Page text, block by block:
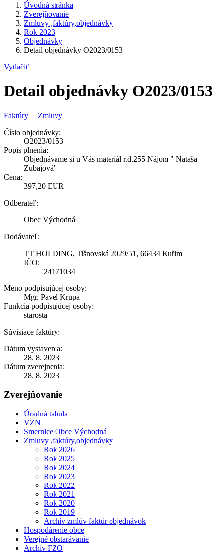
Úvodná stránka
Zverejňovanie
Zmluvy ,faktúry,objednávky
Rok 2023
Objednávky
Detail objednávky O2023/0153
Vytlačiť
Detail objednávky O2023/0153
Faktúry | Zmluvy
Číslo objednávky:
O2023/0153
Popis plnenia:
Objednávame si u Vás materiál r.d.255 Nájom " Nataša
Zubajová"
Cena:
397,20 EUR
Odberateľ:
Obec Východná
Dodávateľ:
TT HOLDING, Tišnovská 2029/51, 66434 Kuřim
IČO:
24171034
Meno podpisujúcej osoby:
Mgr. Pavel Krupa
Funkcia podpisujúcej osoby:
starosta
Súvisiace faktúry:
Dátum vystavenia:
28. 8. 2023
Dátum zverejnenia:
28. 8. 2023
Zverejňovanie
Úradná tabula
VZN
Smernice Obce Východná
Zmluvy ,faktúry,objednávky
Rok 2026
Rok 2025
Rok 2024
Rok 2023
Rok 2022
Rok 2021
Rok 2020
Rok 2019
Archív zmlúv faktúr objednávok
Hospodárenie obce
Verejné obstarávanie
Archív FZO